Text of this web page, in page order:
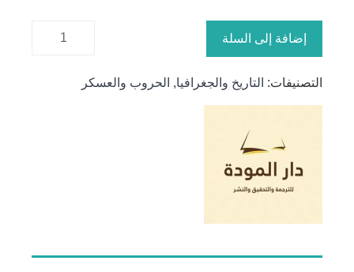
العالم
إضافة إلى السلة
التصنيفات: التاريخ والجغرافيا, الحروب والعسكر